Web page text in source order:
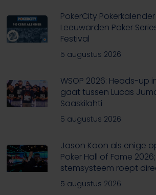
PokerCity
Leeuwarden Poker
Festival
5 augustus 2026
WSOP 2026: Heads-up
gaat tussen Lucas
Saaskilahti
5 augustus 2026
Jason Koon als enige
Poker Hall of Fame
stemsysteem roept
5 augustus 2026